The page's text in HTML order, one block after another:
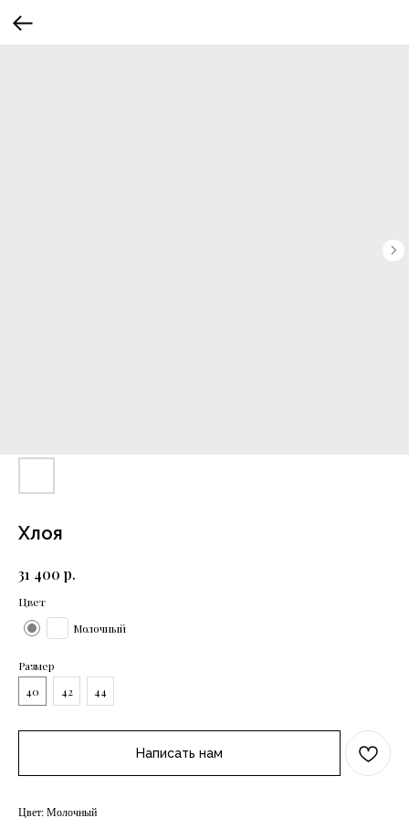
Хлоя
31 400 р.
Цвет
Молочный
Размер
40
42 44
Написать нам
Цвет: Молочный